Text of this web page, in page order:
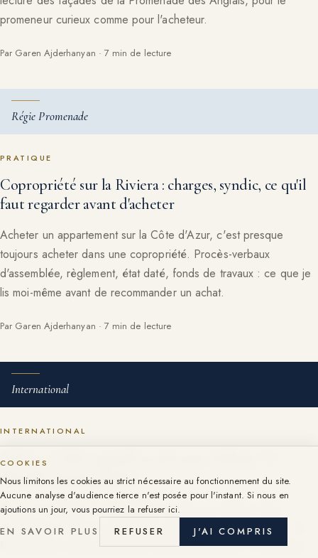
promeneur curieux comme pour l'acheteur.
Par Garen Ajderhanyan · 7 min de lecture
Régie Promenade
PRATIQUE
Copropriété sur la Riviera : charges, syndic, ce qu'il
faut regarder avant d'acheter
Acheter un appartement sur la Côte d'Azur, c'est presque
toujours acheter dans une copropriété. Procès-verbaux
d'assemblée, règlement, état daté, fonds de travaux : ce que je
lis moi-même avant de recommander un achat.
Par Garen Ajderhanyan · 7 min de lecture
International
INTERNATIONAL
Acheter à Nice quand on n'est pas résident : le
déroulé, pas les clichés
Aucune condition de nationalité, un parcours balisé, offre,
compromis, notaire, et trois sujets à préparer sérieusement : le
financement, la circulation des fonds et la fiscalité. Le déroulé
COOKIES
Nous limitons les cookies au strict nécessaire au fonctionnement du site.
Aucune analyse d'audience tierce n'est posée pour l'instant. Si nous en
ajoutions un jour, vous pourriez la refuser ici.
EN SAVOIR PLUS
REFUSER J'AI COMPRIS